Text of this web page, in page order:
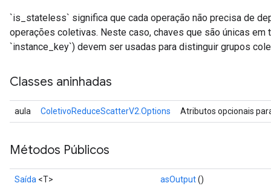
`is_stateless` significa que cada operação não precisa de
operações coletivas. Neste caso, chaves que são únicas em
`instance_key`) devem ser usadas para distinguir grupos
Classes aninhadas
aula ColetivoReduceScatterV2.Options Atributos opcionais
Métodos Públicos
Saída <T> asOutput()